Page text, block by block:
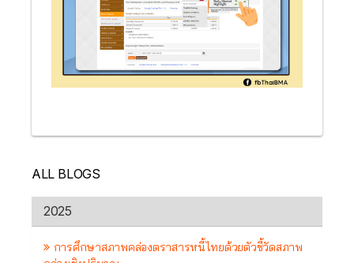
ALL BLOGS
2025
การศึกษาสภาพคล่องตราสารหนี้ไทยด้วยตัวชี้วัดสภาพ